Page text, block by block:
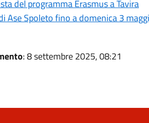
del programma Erasmus a Tavira
Ase Spoleto fino a domenica 3
: 8 settembre 2025, 08:21